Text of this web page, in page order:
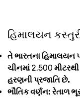
હિમાલયન
તે ભારતના હિમાલયન
ચીનમાં 2,500
હરણની પ્રજાતિ છે.
ભૌતિક વર્ણન: રેતાળ